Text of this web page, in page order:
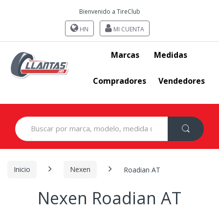
Bienvenido a TireClub
HN MI CUENTA
Marcas Medidas
Compradores Vendedores
Search
for:
Inicio Nexen Roadian AT
Nexen Roadian AT